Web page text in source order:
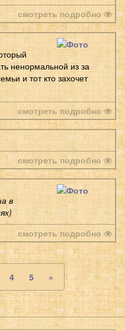
смотреть подробно
ненормальной из за
и тот кто захочет
смотреть подробно
смотреть подробно
в
смотреть подробно
4 5 »